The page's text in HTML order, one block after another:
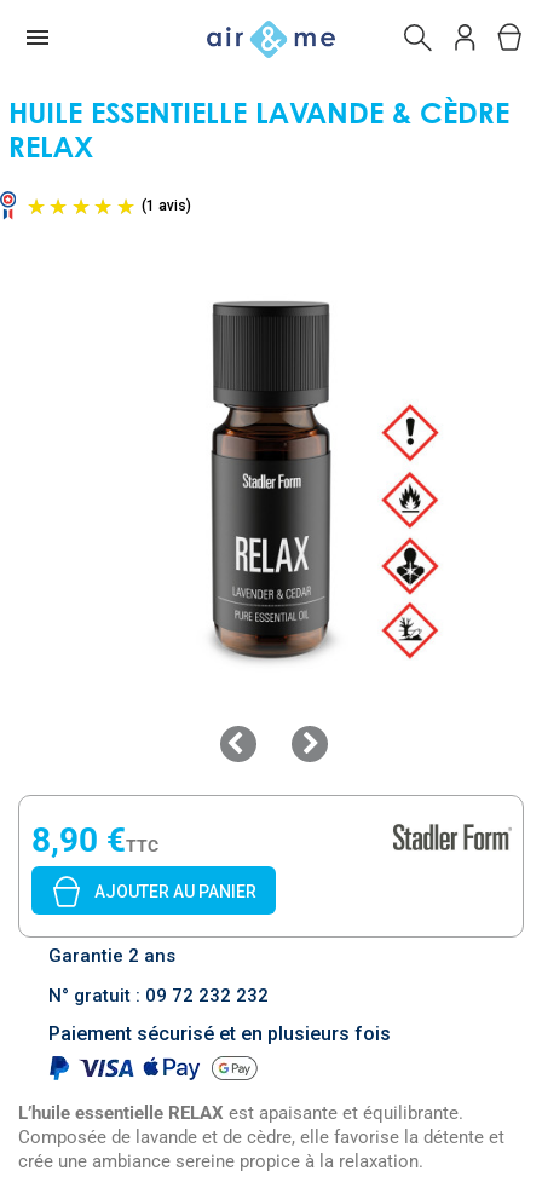
HUILE ESSENTIELLE LAVANDE & CÈDRE
RELAX
8,90 €TTC
AJOUTER AU PANIER
Garantie 2 ans
N° gratuit : 09 72 232 232
Paiement sécurisé et en plusieurs fois
L’huile essentielle RELAX est apaisante et équilibrante.
Composée de lavande et de cèdre, elle favorise la détente et
crée une ambiance sereine propice à la relaxation.